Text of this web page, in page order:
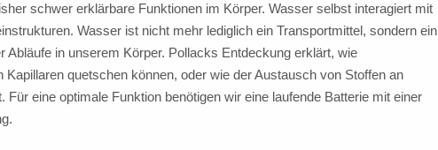
schwer erklärbare Funktionen im Körper. Wasser selbst interagiert mit
Wasser ist nicht mehr lediglich ein Transportmittel, sondern ein
Abläufe in unserem Körper. Pollacks Entdeckung erklärt, wie
Kapillaren quetschen können, oder wie der Austausch von Stoffen an
Für eine optimale Funktion benötigen wir eine laufende Batterie mit einer